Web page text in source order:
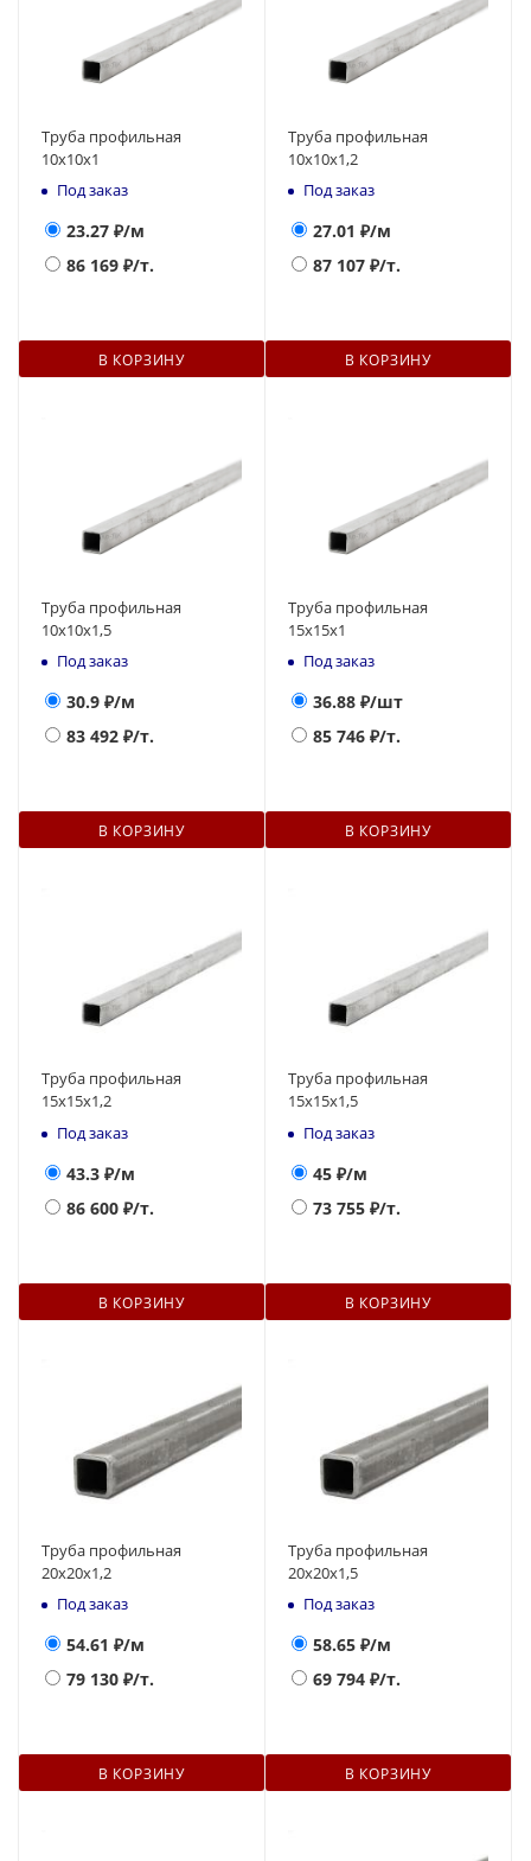
Труба профильная
10x10x1
Под заказ
23.27 ₽/м
86 169 ₽/т.
В КОРЗИНУ
Труба профильная
10x10x1,2
Под заказ
27.01 ₽/м
87 107 ₽/т.
В КОРЗИНУ
Труба профильная
10x10x1,5
Под заказ
30.9 ₽/м
83 492 ₽/т.
В КОРЗИНУ
Труба профильная
15х15х1
Под заказ
36.88 ₽/шт
85 746 ₽/т.
В КОРЗИНУ
Труба профильная
15х15х1,2
Под заказ
43.3 ₽/м
86 600 ₽/т.
В КОРЗИНУ
Труба профильная
15х15х1,5
Под заказ
45 ₽/м
73 755 ₽/т.
В КОРЗИНУ
Труба профильная
20х20х1,2
Под заказ
54.61 ₽/м
79 130 ₽/т.
В КОРЗИНУ
Труба профильная
20х20х1,5
Под заказ
58.65 ₽/м
69 794 ₽/т.
В КОРЗИНУ